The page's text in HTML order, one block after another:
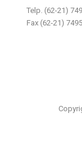
Telp. (62-21)
Fax (62-21)